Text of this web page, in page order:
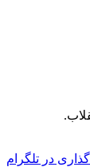
در تلگرام